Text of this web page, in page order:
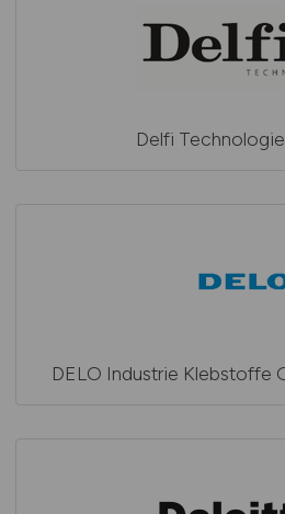
Delfi
DELO Industrie Klebstoffe